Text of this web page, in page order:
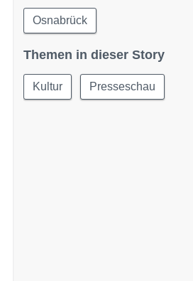
Osnabrück
Themen in dieser Story
Kultur Presseschau